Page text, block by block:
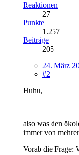
Reaktionen
27
Punkte
1.257
Beiträge
205
24. März
#2
Huhu,
also was den
immer von
Vorab die Frage: